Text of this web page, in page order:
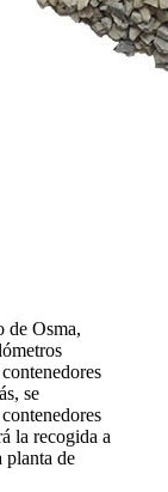
de Osma,
se
la recogida a
planta de